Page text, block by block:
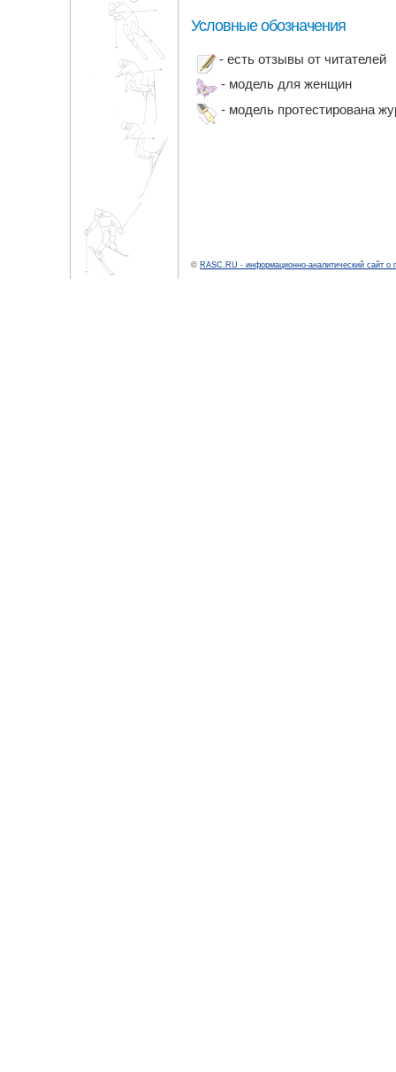
Условные обозначения
- есть отзывы от читателей
- модель для женщин
- модель протестирована
© RASC.RU - информационно-аналитический сайт о